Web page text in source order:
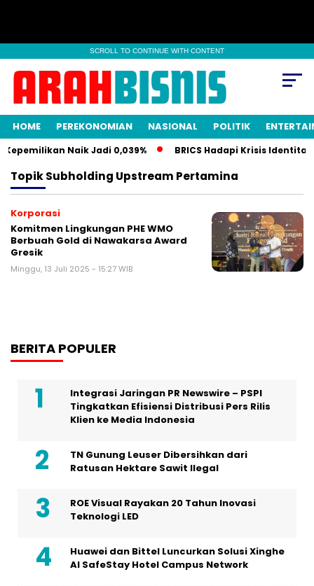
SCROLL TO CONTINUE WITH CONTENT
HOME PEREKONOMIAN NASIONAL POLITIK
Naik Jadi 0,039% BRICS Hadapi Krisis
TopikSubholding Upstream Pertamina
Korporasi
Komitmen Lingkungan PHE WMO
Berbuah Gold di Nawakarsa Award
Gresik
Minggu, 13 Juli 2025 - 15:27 WIB
BERITA POPULER
Integrasi Jaringan PR Newswire – PSPI
Tingkatkan Efisiensi Distribusi Pers Rilis
Klien ke Media Indonesia
TN Gunung Leuser Dibersihkan dari
Ratusan Hektare Sawit Ilegal
ROE Visual Rayakan 20 Tahun Inovasi
Teknologi LED
Huawei dan Bittel Luncurkan Solusi Xinghe
Al SafeStay Hotel Campus Network